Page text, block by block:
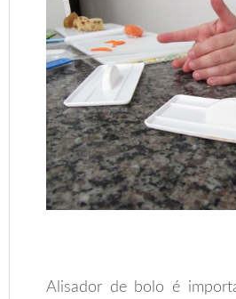
Alisador de bolo é